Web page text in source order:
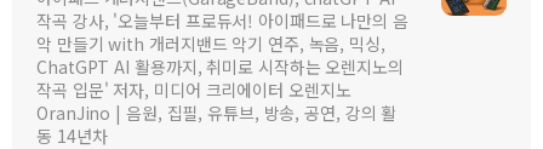
작곡 강사, '오늘부터 프로듀서! 아이패드로 나만의 음
악 만들기 with 개러지밴드 악기 연주, 녹음, 믹싱,
ChatGPT AI 활용까지, 취미로 시작하는 오렌지노의
작곡 입문' 저자, 미디어 크리에이터 오렌지노
OranJino | 음원, 집필, 유튜브, 방송, 공연, 강의 활
동 14년차